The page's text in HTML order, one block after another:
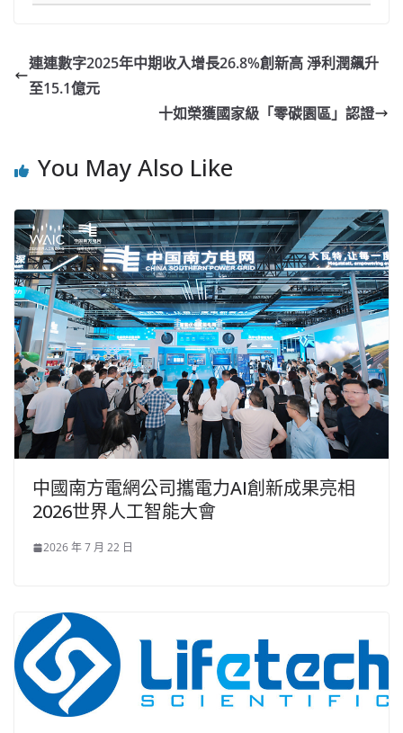
連連數字2025年中期收入增長26.8%創新高 淨利潤飆升
至15.1億元
十如榮獲國家級「零碳園區」認證
You May Also Like
中國南方電網公司攜電力AI創新成果亮相
2026世界人工智能大會
2026 年 7 月 22 日